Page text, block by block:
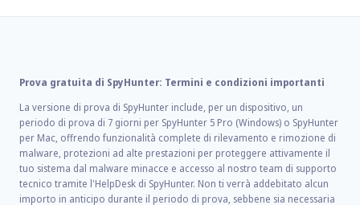
Prova gratuita di SpyHunter: Termini e condizioni importanti
La versione di prova di SpyHunter include, per un dispositivo, un
periodo di prova di 7 giorni per SpyHunter 5 Pro (Windows) o SpyHunter
per Mac, offrendo funzionalità complete di rilevamento e rimozione di
malware, protezioni ad alte prestazioni per proteggere attivamente il
tuo sistema dal malware minacce e accesso al nostro team di supporto
tecnico tramite l'HelpDesk di SpyHunter. Non ti verrà addebitato alcun
importo in anticipo durante il periodo di prova, sebbene sia necessaria